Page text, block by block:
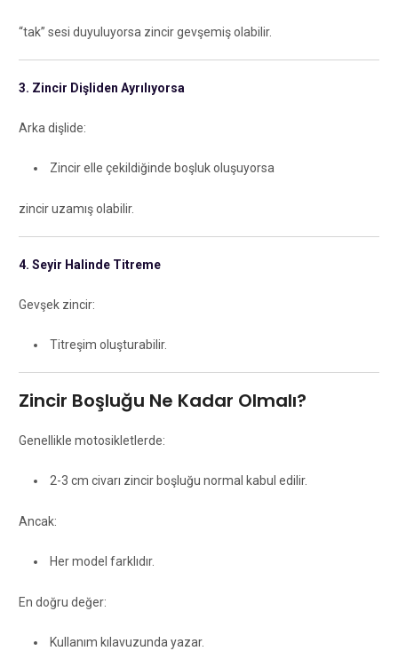
“tak” sesi duyuluyorsa zincir gevşemiş olabilir.
3. Zincir Dişliden Ayrılıyorsa
Arka dişlide:
Zincir elle çekildiğinde boşluk oluşuyorsa
zincir uzamış olabilir.
4. Seyir Halinde Titreme
Gevşek zincir:
Titreşim oluşturabilir.
Zincir Boşluğu Ne Kadar Olmalı?
Genellikle motosikletlerde:
2-3 cm civarı zincir boşluğu normal kabul edilir.
Ancak:
Her model farklıdır.
En doğru değer:
Kullanım kılavuzunda yazar.